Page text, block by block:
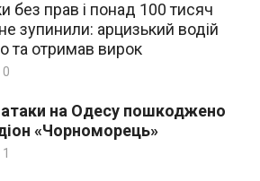
зупинили: арцизький водій
та отримав вирок
0
атаки на Одесу пошкоджено
«Чорноморець»
1